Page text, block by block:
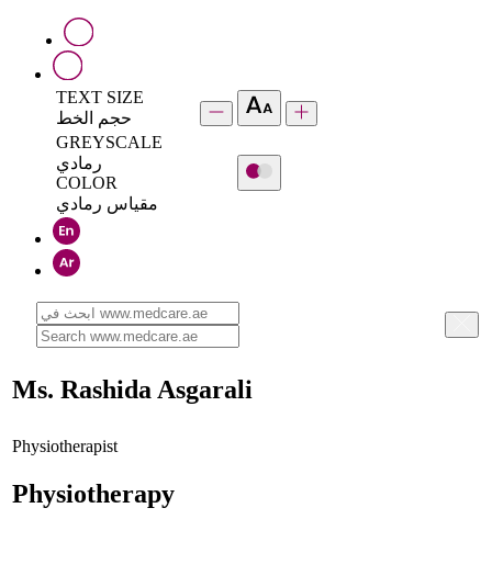
TEXT SIZE
حجم الخط
GREYSCALE
رمادي
COLOR
مقياس رمادي
Ms. Rashida Asgarali
Physiotherapist
Physiotherapy